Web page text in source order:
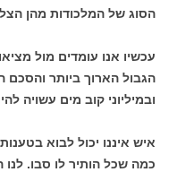
הסוג של המלכודות מהן
עכשיו אנו עומדים מול
הגבול הארוך ביותר
ובמיליוני קוב מים עשויה
איש איננו יכול לבוא
כמה שכל הותיר לו סבו.